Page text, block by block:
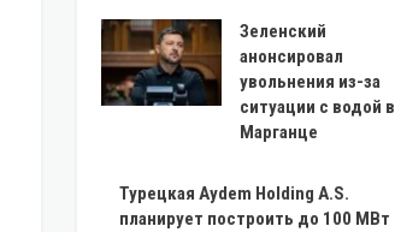
Зеленский
анонсировал
увольнения из-за
ситуации с водой в
Марганце
Турецкая Aydem Holding A.S.
планирует построить до 100 МВт